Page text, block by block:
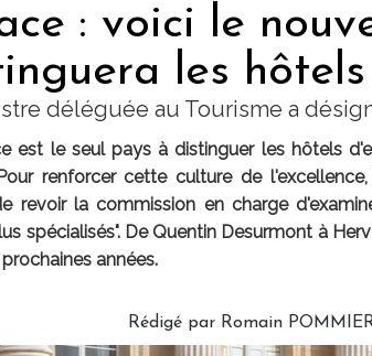
: voici le
les
déléguée au Tourisme a
est le seul pays à distinguer les hôtels
renforcer cette culture de
revoir la commission en charge
spécialisés". De Quentin Desurmont à
années.
Rédigé par Romain